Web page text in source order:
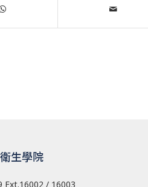
生學院
Ext.16002 / 16003